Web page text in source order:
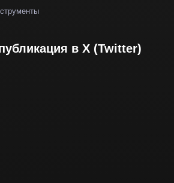
в X (Twitter)